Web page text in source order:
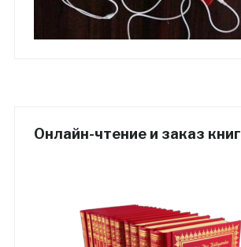
Онлайн-чтение и заказ книг